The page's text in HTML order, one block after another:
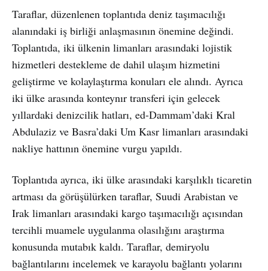
Taraflar, düzenlenen toplantıda deniz taşımacılığı
alanındaki iş birliği anlaşmasının önemine değindi.
Toplantıda, iki ülkenin limanları arasındaki lojistik
hizmetleri destekleme de dahil ulaşım hizmetini
geliştirme ve kolaylaştırma konuları ele alındı. Ayrıca
iki ülke arasında konteynır transferi için gelecek
yıllardaki denizcilik hatları, ed-Dammam’daki Kral
Abdulaziz ve Basra’daki Um Kasr limanları arasındaki
nakliye hattının önemine vurgu yapıldı.
Toplantıda ayrıca, iki ülke arasındaki karşılıklı ticaretin
artması da görüşülürken taraflar, Suudi Arabistan ve
Irak limanları arasındaki kargo taşımacılığı açısından
tercihli muamele uygulanma olasılığını araştırma
konusunda mutabık kaldı. Taraflar, demiryolu
bağlantılarını incelemek ve karayolu bağlantı yolarını